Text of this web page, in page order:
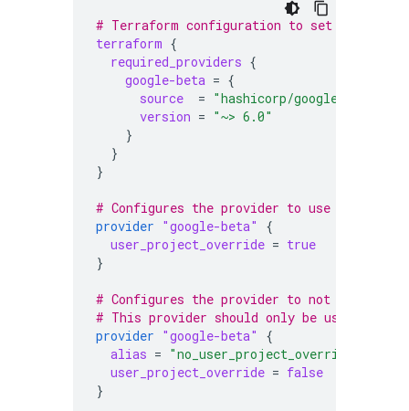
# Terraform configuration to set up
terraform {
required_providers {
google-beta = {
source
= "hashicorp/google-beta"
version = "~> 6.0"
}
}
}
# Configures the provider to use the
provider "google-beta"
{
user_project_override = true
}
# Configures the provider to not use the
# This provider should only be used
provider "google-beta"
{
alias = "no_user_project_override"
user_project_override = false
}